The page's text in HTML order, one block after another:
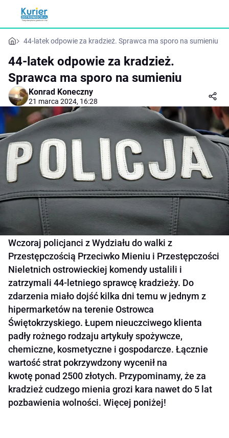
44-latek odpowie za kradzież. Sprawca ma sporo na sumieniu
44-latek odpowie za kradzież.
Sprawca ma sporo na sumieniu
Konrad Koneczny
21 marca 2024, 16:28
Wczoraj policjanci z Wydziału do walki z
Przestępczością Przeciwko Mieniu i Przestępczości
Nieletnich ostrowieckiej komendy ustalili i
zatrzymali 44-letniego sprawcę kradzieży. Do
zdarzenia miało dojść kilka dni temu w jednym z
hipermarketów na terenie Ostrowca
Świętokrzyskiego. Łupem nieuczciwego klienta
padły rożnego rodzaju artykuły spożywcze,
chemiczne, kosmetyczne i gospodarcze. Łącznie
wartość strat pokrzywdzony wycenił na
kwotę ponad 2500 złotych. Przypominamy, że za
kradzież cudzego mienia grozi kara nawet do 5 lat
pozbawienia wolności. Więcej poniżej!